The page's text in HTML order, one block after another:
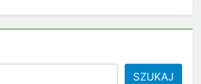
SZUKAJ